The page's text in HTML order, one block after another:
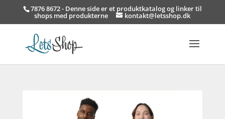
7876 8672 - Denne side er et produktkatalog og linker til
shops med produkterne kontakt@letsshop.dk